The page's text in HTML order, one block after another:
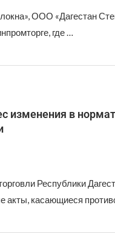
ООО «Дагестан
где …
изменения в
Республики
акты, касающиеся